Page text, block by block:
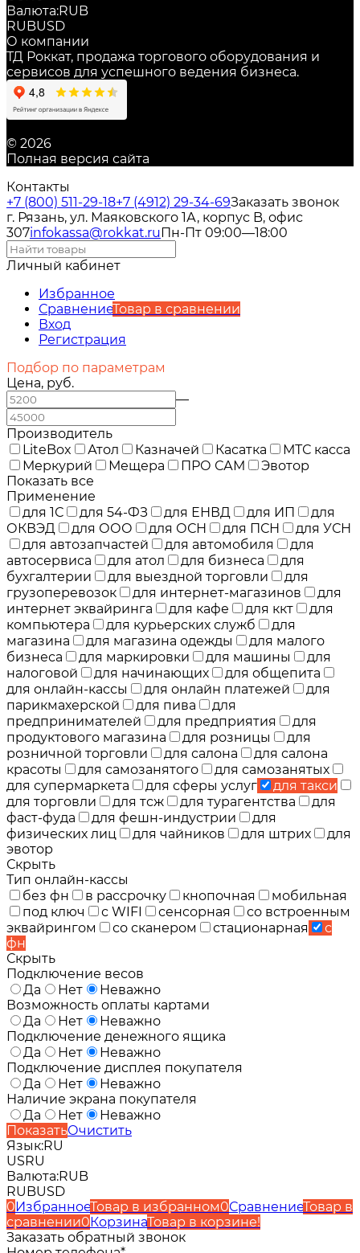
Валюта:RUB
RUBUSD
О компании
ТД Роккат, продажа торгового оборудования и
сервисов для успешного ведения бизнеса.
© 2026
Полная версия сайта
Контакты
+7 (800) 511-29-18+7 (4912) 29-34-69Заказать звонок
г. Рязань, ул. Маяковского 1А, корпус B, офис
307infokassa@rokkat.ruПн-Пт 09:00—18:00
Личный кабинет
Избранное
СравнениеТовар в сравнении
Вход
Регистрация
Подбор по параметрам
Цена, руб.
—
Производитель
LiteBox
Атол Казначей Касатка
МТС касса
Меркурий
Мещера ПРО САМ
Эвотор
Показать все
Применение
для 1С
для 54-ФЗ для ЕНВД для ИП
для
ОКВЭД
для ООО для ОСН для ПСН
для УСН
для автозапчастей
для автомобиля
для
автосервиса
для атол для бизнеса
для
бухгалтерии
для выездной торговли
для
грузоперевозок
для интернет-магазинов
для
интернет эквайринга
для кафе для ккт
для
компьютера
для курьерских служб
для
магазина
для магазина одежды
для малого
бизнеса
для маркировки для машины
для
налоговой
для начинающих
для общепита
для онлайн-кассы
для онлайн платежей
для
парикмахерской
для пива
для
предпринимателей
для предприятия
для
продуктового магазина
для розницы
для
розничной торговли
для салона
для салона
красоты
для самозанятого
для самозанятых
для супермаркета
для сферы услуг
для такси
для торговли
для тсж для турагентства
для
фаст-фуда
для фешн-индустрии
для
физических лиц
для чайников для штрих
для
эвотор
Скрыть
Тип онлайн-кассы
без фн
в рассрочку кнопочная
мобильная
под ключ
с WIFI сенсорная
со встроенным
эквайрингом
со сканером стационарная
с
фн
Скрыть
Подключение весов
Да
Нет
Неважно
Возможность оплаты картами
Да
Нет
Неважно
Подключение денежного ящика
Да
Нет
Неважно
Подключение дисплея покупателя
Да
Нет
Неважно
Наличие экрана покупателя
Да
Нет
Неважно
ПоказатьОчистить
Язык:RU
USRU
Валюта:RUB
RUBUSD
0ИзбранноеТовар в избранном0СравнениеТовар в
сравнении0КорзинаТовар в корзине!
Заказать обратный звонок